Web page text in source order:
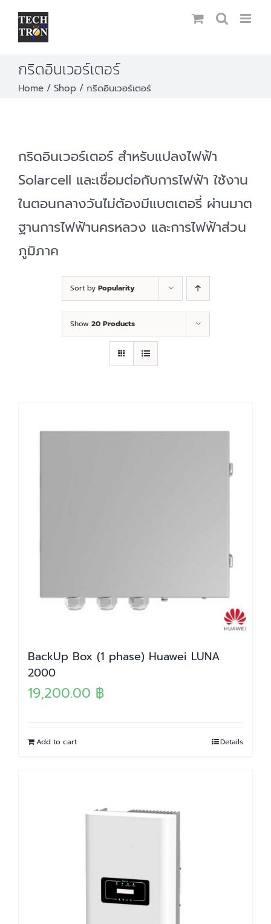
Skip
กริดอินเวอร์เตอร์
Home Shop กริดอินเวอร์เตอร์
กริดอินเวอร์เตอร์ สำหรับแปลงไฟฟ้า
Solarcell และเชื่อมต่อกับการไฟฟ้า ใช้งาน
ในตอนกลางวันไม่ต้องมีแบตเตอรี่ ผ่านมาต
ฐานการไฟฟ้านครหลวง และการไฟฟ้าส่วน
ภูมิภาค
Sort by Popularity
Show 20 Products
BackUp Box (1 phase) Huawei LUNA
2000
19,200.00 ฿
Add to cart Details